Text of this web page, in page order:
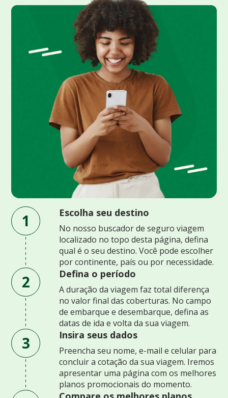
1 Escolha seu destino
No nosso buscador de seguro viagem
localizado no topo desta página, defina
qual é o seu destino. Você pode escolher
por continente, país ou por necessidade.
2 Defina o período
A duração da viagem faz total diferença
no valor final das coberturas. No campo
de embarque e desembarque, defina as
datas de ida e volta da sua viagem.
3 Insira seus dados
Preencha seu nome, e-mail e celular para
concluir a cotação da sua viagem. Iremos
apresentar uma página com os melhores
planos promocionais do momento.